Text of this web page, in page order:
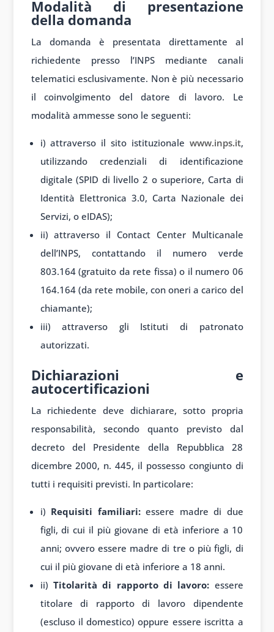
Modalità di presentazione
della domanda
La domanda è presentata direttamente al
richiedente presso l’INPS mediante canali
telematici esclusivamente. Non è più necessario
il coinvolgimento del datore di lavoro. Le
modalità ammesse sono le seguenti:
i) attraverso il sito istituzionale www.inps.it,
utilizzando credenziali di identificazione
digitale (SPID di livello 2 o superiore, Carta di
Identità Elettronica 3.0, Carta Nazionale dei
Servizi, o eIDAS);
ii) attraverso il Contact Center Multicanale
dell’INPS, contattando il numero verde
803.164 (gratuito da rete fissa) o il numero 06
164.164 (da rete mobile, con oneri a carico del
chiamante);
iii) attraverso gli Istituti di patronato
autorizzati.
Dichiarazioni e
autocertificazioni
La richiedente deve dichiarare, sotto propria
responsabilità, secondo quanto previsto dal
decreto del Presidente della Repubblica 28
dicembre 2000, n. 445, il possesso congiunto di
tutti i requisiti previsti. In particolare:
i) Requisiti familiari:essere madre di due
figli, di cui il più giovane di età inferiore a 10
anni; ovvero essere madre di tre o più figli, di
cui il più giovane di età inferiore a 18 anni.
ii) Titolarità di rapporto di lavoro: essere
titolare di rapporto di lavoro dipendente
(escluso il domestico) oppure essere iscritta a